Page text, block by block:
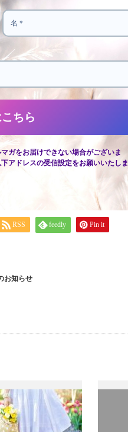
ガをお届けできない場合がございま
アドレスの受信設定をお願いいたしま
RSS feedly Pin it
お知らせ